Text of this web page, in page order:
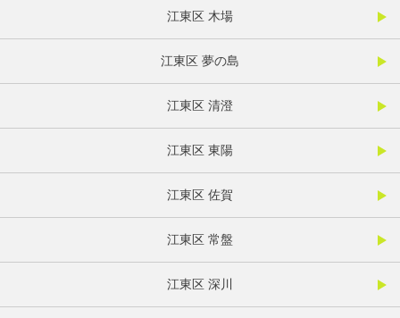
江東区 木場
江東区 夢の島
江東区 清澄
江東区 東陽
江東区 佐賀
江東区 常盤
江東区 深川